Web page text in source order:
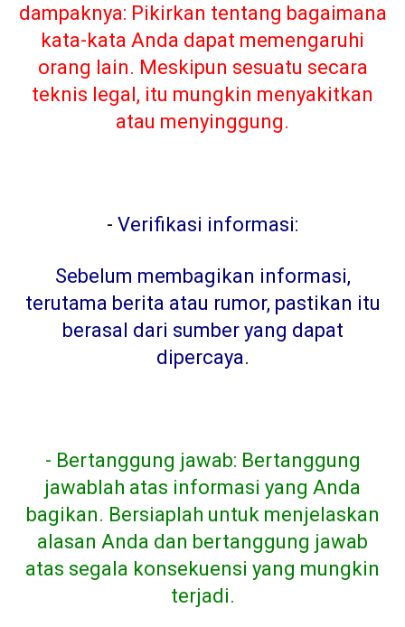
dampaknya: Pikirkan tentang bagaimana
kata-kata Anda dapat memengaruhi
orang lain. Meskipun sesuatu secara
teknis legal, itu mungkin menyakitkan
atau menyinggung.
- Verifikasi informasi:
Sebelum membagikan informasi,
terutama berita atau rumor, pastikan itu
berasal dari sumber yang dapat
dipercaya.
- Bertanggung jawab: Bertanggung
jawablah atas informasi yang Anda
bagikan. Bersiaplah untuk menjelaskan
alasan Anda dan bertanggung jawab
atas segala konsekuensi yang mungkin
terjadi.